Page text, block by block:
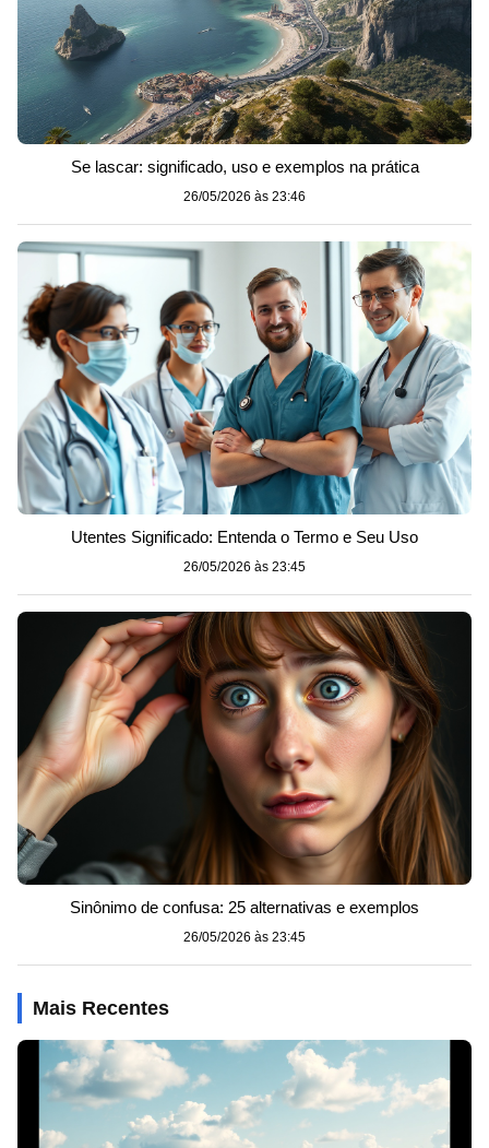
Se lascar: significado, uso e exemplos na prática
26/05/2026 às 23:46
Utentes Significado: Entenda o Termo e Seu Uso
26/05/2026 às 23:45
Sinônimo de confusa: 25 alternativas e exemplos
26/05/2026 às 23:45
Mais Recentes